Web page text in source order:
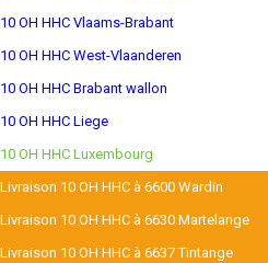
10 OH HHC Vlaams-Brabant
10 OH HHC West-Vlaanderen
10 OH HHC Brabant wallon
10 OH HHC Liege
10 OH HHC Luxembourg
Livraison 10 OH HHC à 6600 Wardin
Livraison 10 OH HHC à 6630 Martelange
Livraison 10 OH HHC à 6637 Tintange